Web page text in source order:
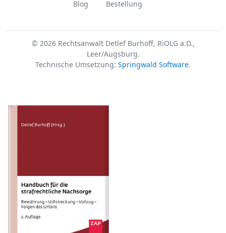
Blog Bestellung
© 2026 Rechtsanwalt Detlef Burhoff, RiOLG a.D.,
Leer/Augsburg.
Technische Umsetzung: Springwald Software.